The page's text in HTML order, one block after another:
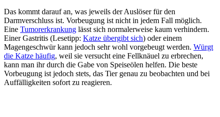
Das kommt darauf an, was jeweils der Auslöser für den
Darmverschluss ist. Vorbeugung ist nicht in jedem Fall möglich.
Eine Tumorerkrankung lässt sich normalerweise kaum verhindern.
Einer Gastritis (Lesetipp: Katze übergibt sich) oder einem
Magengeschwür kann jedoch sehr wohl vorgebeugt werden. Würgt
die Katze häufig, weil sie versucht eine Fellknäuel zu erbrechen,
kann man ihr durch die Gabe von Speiseölen helfen. Die beste
Vorbeugung ist jedoch stets, das Tier genau zu beobachten und bei
Auffälligkeiten sofort zu reagieren.